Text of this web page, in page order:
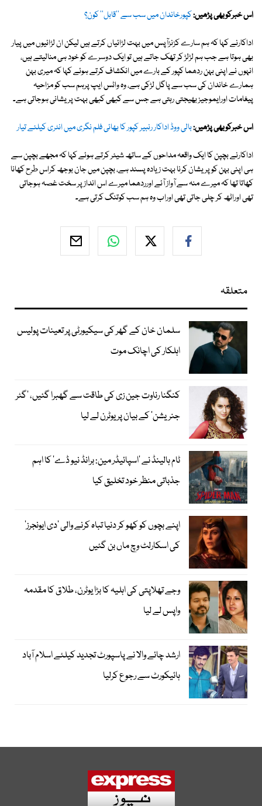
اس خبرکوبھی پڑھیں:کپورخاندان میں سب سے ''قابل'' کون؟
اداکارنے کہا کہ ہم سارے کزنزآپس میں بہت لڑائیاں کرتے ہیں لیکن ان لڑائیوں میں پیار
بھی ہوتا ہے جب ہم لڑلڑ کر تھک جاتے ہیں تو ایک دوسرے کو خود ہی منالیتے ہیں،
انہوں نے اپنی بہن ردھما کپور کے بارے میں انکشاف کرتے ہوئے کہا کہ میری بہن
ہمارے خاندان کی سب سے پاگل لڑکی ہے، وہ واٹس ایپ پرہم سب کو مزاحیہ
پیغامات اورایموجیز بھیجتی رہتی ہے جس سے کبھی کبھی بہت پریشانی ہوجاتی ہے۔
اس خبرکوبھی پڑھیں:بالی ووڈ اداکار رنبیر کپور کا بھائی فلم نگری میں انٹری کیلئے تیار
اداکارنے بچپن کا ایک واقعہ مداحوں کے ساتھ شیئر کرتے ہوئے کہا کہ مجھے بچپن سے
ہی اپنی بہن کو پریشان کرنا بہت زیادہ پسند ہے، بچپن میں جان بوجھ کراس طرح کھانا
کھاتا تھا کہ میرے منہ سے آواز آئے اورردھما میرے اس انداز پر سخت غصہ ہوجاتی
تھی اوراٹھ کر چلی جاتی تھی اوراب وہ ہم سب کوتنگ کرتی ہے۔
متعلقہ
سلمان خان کے گھر کی سیکیورٹی پر تعینات پولیس
اہلکار کی اچانک موت
کنگنا رناوت جین زی کی طاقت سے گھبرا گئیں، ’گٹر
جنریشن‘ کے بیان پر یوٹرن لے لیا
ٹام ہالینڈ نے ’اسپائیڈر مین: برانڈ نیو ڈے‘ کا اہم
جذباتی منظر خود تخلیق کیا
اپنے بچوں کو کھو کر دنیا تباہ کرنے والی ’دی ایونجرز‘
کی اسکارلٹ وچ ماں بن گئیں
وجے تھلاپتی کی اہلیہ کا بڑا یوٹرن، طلاق کا مقدمہ
واپس لے لیا
ارشد چائے والا نے پاسپورٹ تجدید کیلئے اسلام آباد
ہائیکورٹ سے رجوع کرلیا